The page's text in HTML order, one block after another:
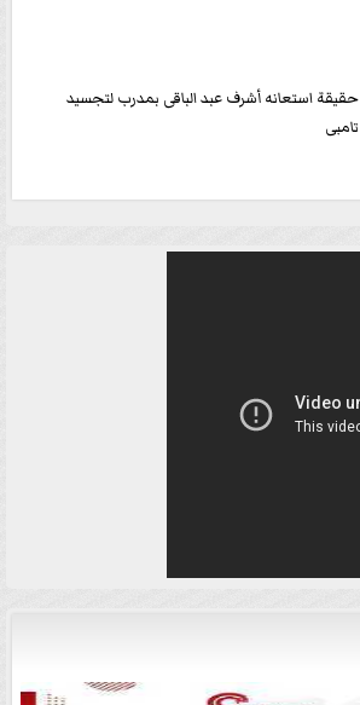
حقيقة استعانه أشرف عبد الباقى بمدرب لتجسيد
تامبى